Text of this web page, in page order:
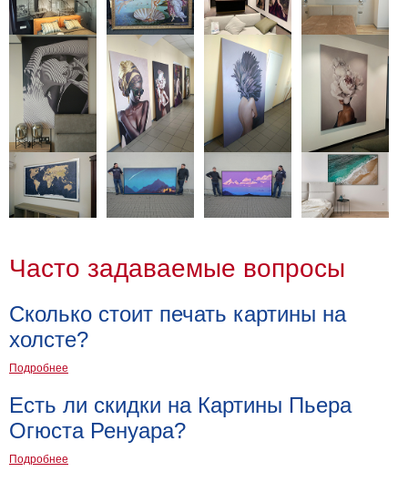
Часто задаваемые вопросы
Сколько стоит печать картины на
холсте?
Подробнее
Есть ли скидки на Картины Пьера
Огюста Ренуара?
Подробнее